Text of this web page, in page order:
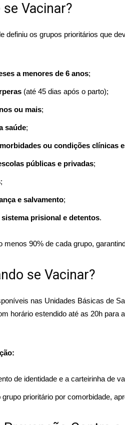
Vacinar?
definiu os grupos prioritários que
a menores de 6 anos;
(até 45 dias após o parto);
ou mais;
saúde;
ou condições clínicas
públicas e privadas;
;
e salvamento;
prisional e detentos.
menos 90% de cada grupo,
se Vacinar?
nas Unidades Básicas de
horário estendido até as 20h para
de identidade e a carteirinha de
prioritário por comorbidade,